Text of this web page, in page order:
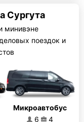
Сургута
минивэне
поездок и
Микроавтобус
6
4